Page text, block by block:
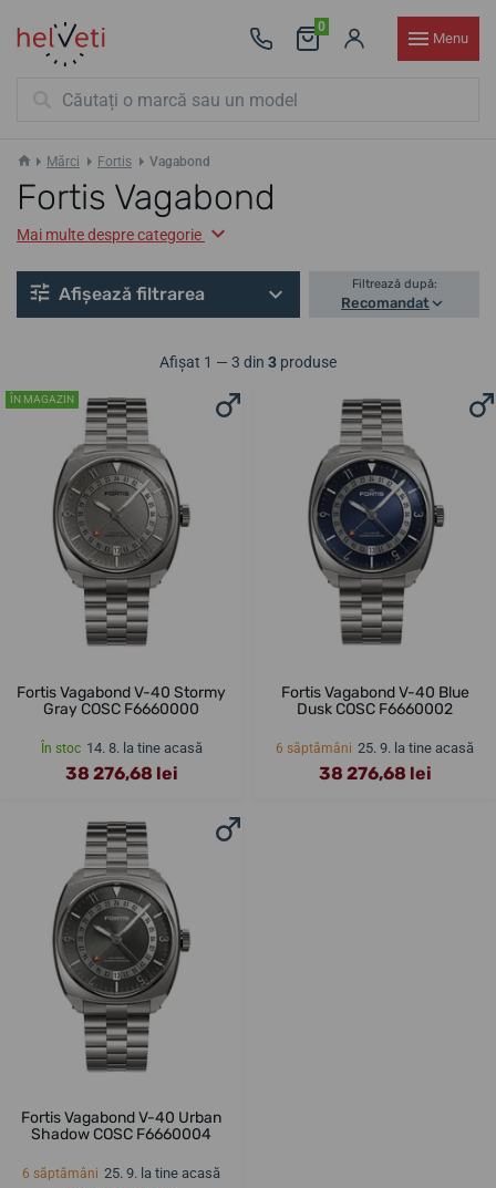
0
Menu
Mărci Fortis Vagabond
Fortis Vagabond
Mai multe despre categorie
Afișează filtrarea Filtrează după:
Recomandat
Afișat 1 — 3 din 3 produse
ÎN MAGAZIN
Fortis Vagabond V-40 Stormy
Gray COSC F6660000
În stoc 14. 8. la tine acasă
38 276,68 lei
Fortis Vagabond V-40 Blue
Dusk COSC F6660002
6 săptămâni 25. 9. la tine acasă
38 276,68 lei
Fortis Vagabond V-40 Urban
Shadow COSC F6660004
6 săptămâni 25. 9. la tine acasă